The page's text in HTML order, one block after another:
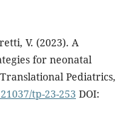
V. (2023). A
for neonatal
Pediatrics,
tp-23-253 DOI: